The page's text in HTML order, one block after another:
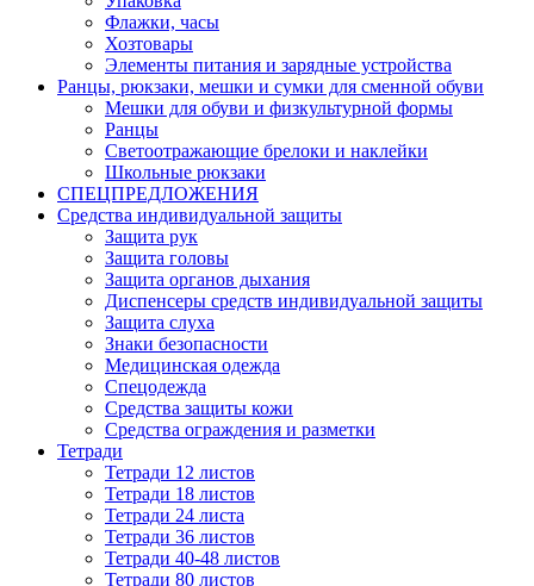
Флажки, часы
Хозтовары
Элементы питания и зарядные устройства
Ранцы, рюкзаки, мешки и сумки для сменной обуви
Мешки для обуви и физкультурной формы
Ранцы
Светоотражающие брелоки и наклейки
Школьные рюкзаки
СПЕЦПРЕДЛОЖЕНИЯ
Средства индивидуальной защиты
Защита рук
Защита головы
Защита органов дыхания
Диспенсеры средств индивидуальной защиты
Защита слуха
Знаки безопасности
Медицинская одежда
Спецодежда
Средства защиты кожи
Средства ограждения и разметки
Тетради
Тетради 12 листов
Тетради 18 листов
Тетради 24 листа
Тетради 36 листов
Тетради 40-48 листов
Тетради 80 листов